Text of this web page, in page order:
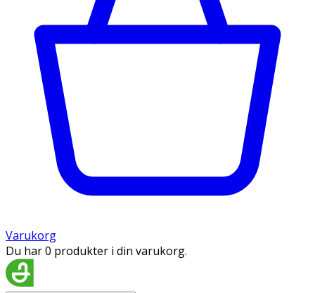
Varukorg
Du har 0 produkter i din varukorg.